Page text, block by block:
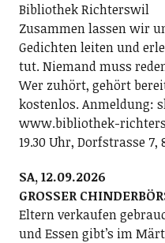
Bibliothek Richterswil
Zusammen lassen wir
Gedichten leiten und
tut. Niemand muss
Wer zuhört, gehört
kostenlos. Anmeldung:
www.bibliothek-
19.30 Uhr, Dorfstrasse
SA, 12.09.2026
GROSSER
Eltern verkaufen
und Essen gibt’s im